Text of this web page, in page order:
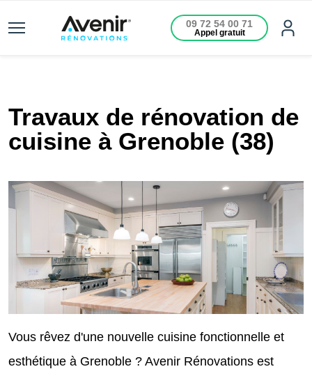
09 72 54 00 71
Appel gratuit
Travaux de rénovation de
cuisine à Grenoble (38)
Vous rêvez d'une nouvelle cuisine fonctionnelle et
esthétique à Grenoble ? Avenir Rénovations est